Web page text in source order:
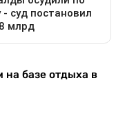
на базе отдыха в